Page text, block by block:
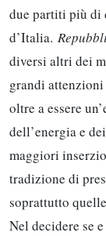
due partiti più di
d’Italia.
diversi altri dei
grandi
oltre a essere
dell’energia e
maggiori
tradizione di
soprattutto
Nel decidere se